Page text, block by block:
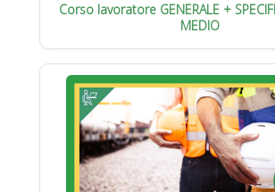
Corso lavoratore GENERALE +
MEDIO